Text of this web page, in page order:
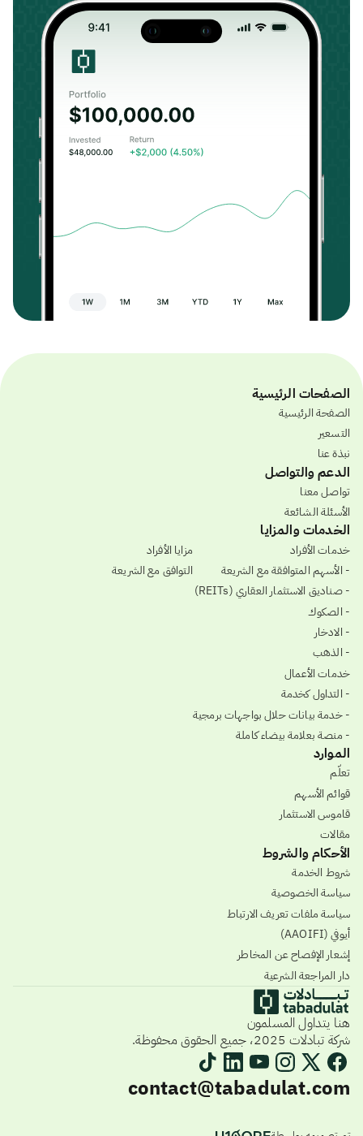
الصفحات الرئيسية
الصفحة الرئيسية
التسعير
نبذة عنا
الدعم والتواصل
تواصل معنا
الأسئلة الشائعة
الخدمات والمزايا
خدمات الأفراد
- الأسهم المتوافقة مع الشريعة
- صناديق الاستثمار العقاري (REITs)
- الصكوك
- الادخار
- الذهب
خدمات الأعمال
- التداول كخدمة
- خدمة بيانات حلال بواجهات برمجية
- منصة بعلامة بيضاء كاملة
مزايا الأفراد
التوافق مع الشريعة
الموارد
تعلّم
قوائم الأسهم
قاموس الاستثمار
مقالات
الأحكام والشروط
شروط الخدمة
سياسة الخصوصية
سياسة ملفات تعريف الارتباط
أيوفي (AAOIFI)
إشعار الإفصاح عن المخاطر
دار المراجعة الشرعية
هنا يتداول المسلمون
شركة تبادلات 2025، جميع الحقوق محفوظة.
contact@tabadulat.com